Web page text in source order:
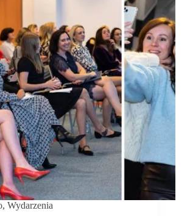
, Wydarzenia